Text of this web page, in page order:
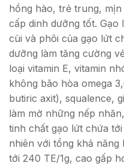
hồng hào, trẻ trung,
cấp dinh dưỡng tốt.
cùi và phôi của gạo lứt
dưỡng làm tăng cường
loại vitamin E, vitamin
không bão hòa omega
butiric axit), squalence,
làm mờ những nếp
tinh chất gạo lứt chứa
nhiên với tổng khả
tới 240 TE/1g, cao gấp